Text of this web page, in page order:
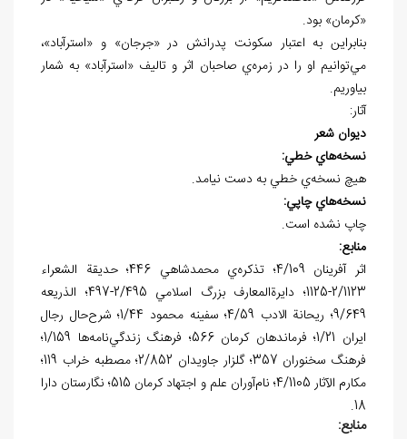
«کرمان» بود.
بنابراين به اعتبار سکونت پدرانش در «جرجان» و «استرآباد»،
مي‌توانيم او را در زمره‌ي صاحبان اثر و تاليف «استرآباد» به شمار
بياوريم.
آثار:
ديوان شعر
نسخههاي خطي:
هيچ نسخهي خطي به دست نيامد.
نسخههاي چاپي:
چاپ نشده است.
منابع:
اثر آفرينان 4/109؛ تذکره‌ي محمدشاهي 446؛ حديقة الشعراء
2/1123-1125؛ دايرةالمعارف بزرگ اسلامي 2/495-497؛ الذريعه
9/649؛ ريحانة الادب 4/59؛ سفينه محمود 1/44؛ شرح‌حال رجال
ايران 1/21؛ فرماندهان کرمان 566؛ فرهنگ زندگي‌نامه‌ها 1/159؛
فرهنگ سخنوران 357؛ گلزار جاويدان 2/852؛ مصطبه خراب 119؛
مکارم الآثار 4/1105؛ نام‌آوران علم و اجتهاد کرمان 515؛ نگارستان دارا
18.
منابع: